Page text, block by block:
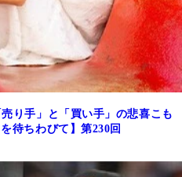
り手」と「買い手」の悲喜こも
待ちわびて】第230回